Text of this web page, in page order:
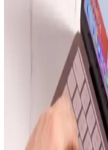
tarafında profesyonel
geliştirmeye odaklanıyor. Bu
Apple'ın Yapay Zeka
Federighi'nin
Apple, Craig Federighi
şekillendiriyor. Şirket, dış
özel optimize edilmiş yerel
Kullanıcı deneyimi ve maliyet
Samsung Galaxy S22
Bootloop Sorunları ve